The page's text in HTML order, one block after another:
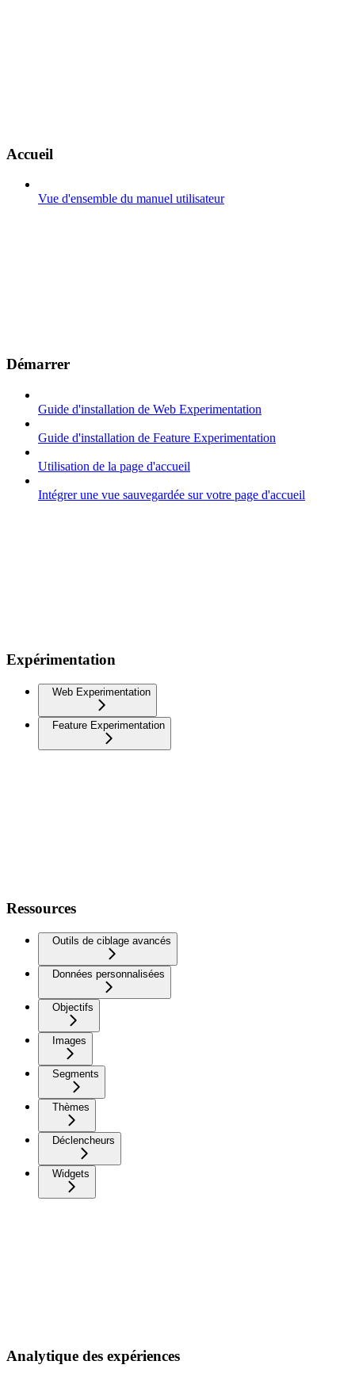
Accueil
Vue d'ensemble du manuel utilisateur
Démarrer
Guide d'installation de Web Experimentation
Guide d'installation de Feature Experimentation
Utilisation de la page d'accueil
Intégrer une vue sauvegardée sur votre page d'accueil
Expérimentation
Web Experimentation
Feature Experimentation
Ressources
Outils de ciblage avancés
Données personnalisées
Objectifs
Images
Segments
Thèmes
Déclencheurs
Widgets
Analytique des expériences